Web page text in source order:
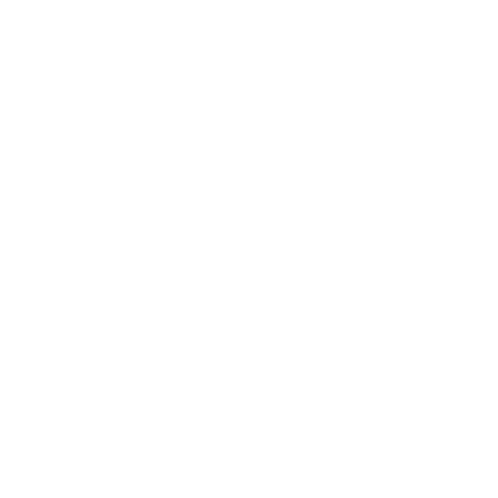
related with canyon or caving, etc)
the raffle.
the last TWO years. Therefore are ineligible
winners."